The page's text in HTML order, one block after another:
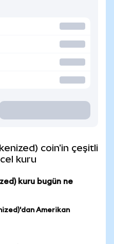
coin'in çeşitli
kuru
kuru bugün ne
Amerikan